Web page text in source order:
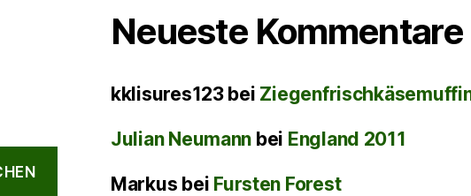
Neueste Kommentare
kklisures123bei
Julian Neumann bei England 2011
Markus bei Fursten Forest